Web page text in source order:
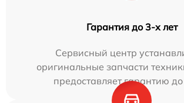
Гарантия до 3-х лет
Сервисный центр
оригинальные запчасти
предоставляет гарантию до